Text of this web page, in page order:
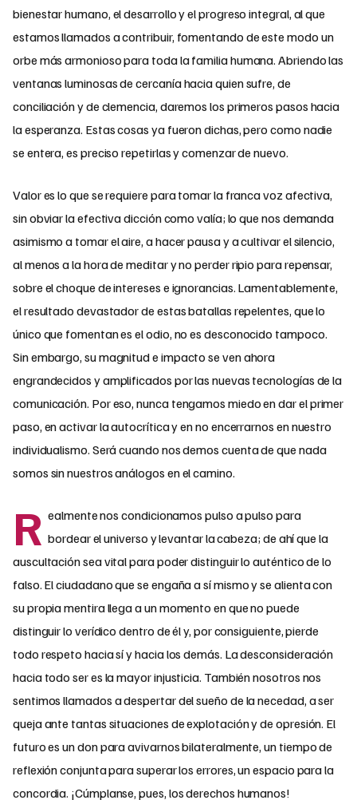
bienestar humano, el desarrollo y el progreso integral, al que
estamos llamados a contribuir, fomentando de este modo un
orbe más armonioso para toda la familia humana. Abriendo las
ventanas luminosas de cercanía hacia quien sufre, de
conciliación y de clemencia, daremos los primeros pasos hacia
la esperanza. Estas cosas ya fueron dichas, pero como nadie
se entera, es preciso repetirlas y comenzar de nuevo.
Valor es lo que se requiere para tomar la franca voz afectiva,
sin obviar la efectiva dicción como valía; lo que nos demanda
asimismo a tomar el aire, a hacer pausa y a cultivar el silencio,
al menos a la hora de meditar y no perder ripio para repensar,
sobre el choque de intereses e ignorancias. Lamentablemente,
el resultado devastador de estas batallas repelentes, que lo
único que fomentan es el odio, no es desconocido tampoco.
Sin embargo, su magnitud e impacto se ven ahora
engrandecidos y amplificados por las nuevas tecnologías de la
comunicación. Por eso, nunca tengamos miedo en dar el primer
paso, en activar la autocrítica y en no encerrarnos en nuestro
individualismo. Será cuando nos demos cuenta de que nada
somos sin nuestros análogos en el camino.
R ealmente nos condicionamos pulso a pulso para
bordear el universo y levantar la cabeza; de ahí que la
auscultación sea vital para poder distinguir lo auténtico de lo
falso. El ciudadano que se engaña a sí mismo y se alienta con
su propia mentira llega a un momento en que no puede
distinguir lo verídico dentro de él y, por consiguiente, pierde
todo respeto hacia sí y hacia los demás. La desconsideración
hacia todo ser es la mayor injusticia. También nosotros nos
sentimos llamados a despertar del sueño de la necedad, a ser
queja ante tantas situaciones de explotación y de opresión. El
futuro es un don para avivarnos bilateralmente, un tiempo de
reflexión conjunta para superar los errores, un espacio para la
concordia. ¡Cúmplanse, pues, los derechos humanos!